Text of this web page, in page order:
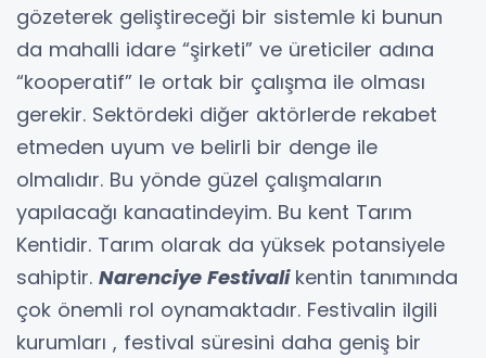
gözeterek geliştireceği bir sistemle ki bunun
da mahalli idare “şirketi” ve üreticiler adına
“kooperatif” le ortak bir çalışma ile olması
gerekir. Sektördeki diğer aktörlerde rekabet
etmeden uyum ve belirli bir denge ile
olmalıdır. Bu yönde güzel çalışmaların
yapılacağı kanaatindeyim. Bu kent Tarım
Kentidir. Tarım olarak da yüksek potansiyele
sahiptir. Narenciye Festivali kentin tanımında
çok önemli rol oynamaktadır. Festivalin ilgili
kurumları , festival süresini daha geniş bir